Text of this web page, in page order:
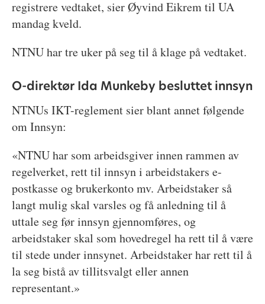
registrere vedtaket, sier Øyvind Eikrem til UA
mandag kveld.
NTNU har tre uker på seg til å klage på vedtaket.
O-direktør Ida Munkeby besluttet innsyn
NTNUs IKT-reglement sier blant annet følgende
om Innsyn:
«NTNU har som arbeidsgiver innen rammen av
regelverket, rett til innsyn i arbeidstakers e-
postkasse og brukerkonto mv. Arbeidstaker så
langt mulig skal varsles og få anledning til å
uttale seg før innsyn gjennomføres, og
arbeidstaker skal som hovedregel ha rett til å være
til stede under innsynet. Arbeidstaker har rett til å
la seg bistå av tillitsvalgt eller annen
representant.»